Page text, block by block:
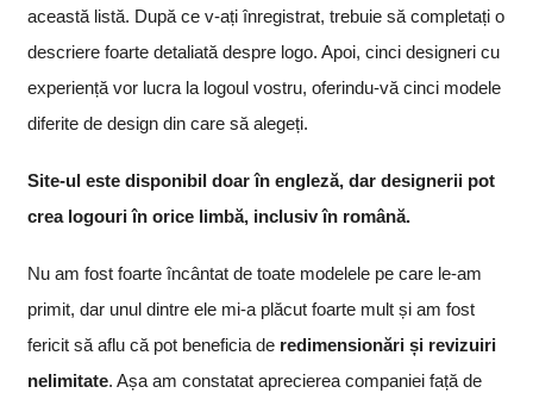
această listă. După ce v-ați înregistrat, trebuie să completați o
descriere foarte detaliată despre logo. Apoi, cinci designeri cu
experiență vor lucra la logoul vostru, oferindu-vă cinci modele
diferite de design din care să alegeți.
Site-ul este disponibil doar în engleză, dar designerii pot
crea logouri în orice limbă, inclusiv în română.
Nu am fost foarte încântat de toate modelele pe care le-am
primit, dar unul dintre ele mi-a plăcut foarte mult și am fost
fericit să aflu că pot beneficia de redimensionări și revizuiri
nelimitate. Așa am constatat aprecierea companiei față de